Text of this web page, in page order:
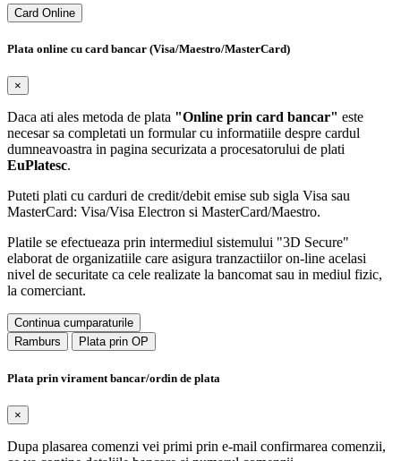
Card Online
Plata online cu card bancar (Visa/Maestro/MasterCard)
×
Daca ati ales metoda de plata "Online prin card bancar" este
necesar sa completati un formular cu informatiile despre cardul
dumneavoastra in pagina securizata a procesatorului de plati
EuPlatesc.
Puteti plati cu carduri de credit/debit emise sub sigla Visa sau
MasterCard: Visa/Visa Electron si MasterCard/Maestro.
Platile se efectueaza prin intermediul sistemului "3D Secure"
elaborat de organizatiile care asigura tranzactiilor on-line acelasi
nivel de securitate ca cele realizate la bancomat sau in mediul fizic,
la comerciant.
Continua cumparaturile
Ramburs
Plata prin OP
Plata prin virament bancar/ordin de plata
×
Dupa plasarea comenzi vei primi prin e-mail confirmarea comenzii,